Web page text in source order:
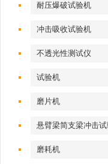
耐压爆破试验机
冲击吸收试验机
不透光性测试仪
试验机
磨片机
悬臂梁简支梁冲击
磨耗机